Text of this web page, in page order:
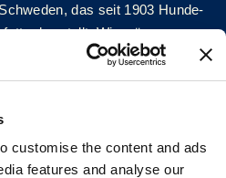
customise the content and ads
features and analyse our
das seit 1903 Hunde-
herstellt. Wir mögen es
einfach. Wir stellen unser
Katzenfutter aus hochwertigen
AUF SOCIAL MEDIA